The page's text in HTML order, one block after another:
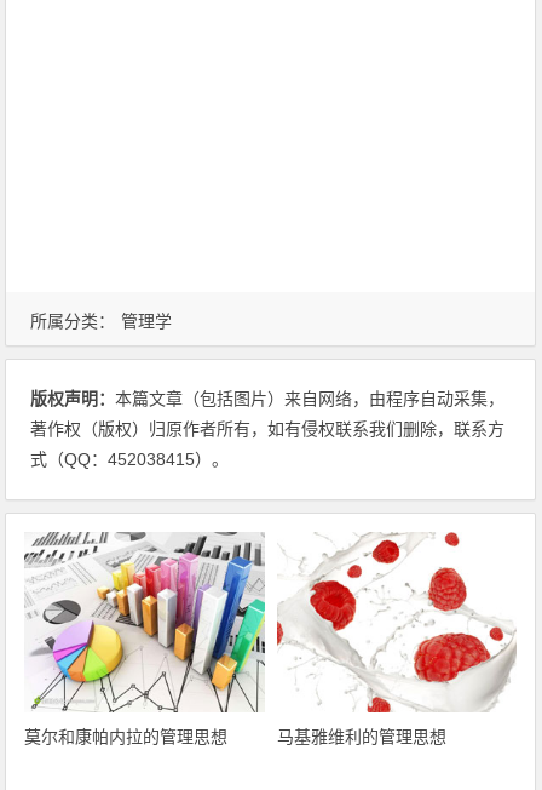
所属分类： 管理学
版权声明：本篇文章（包括图片）来自网络，由程序自动采集，
著作权（版权）归原作者所有，如有侵权联系我们删除，联系方
式（QQ：452038415）。
莫尔和康帕内拉的管理思想 马基雅维利的管理思想